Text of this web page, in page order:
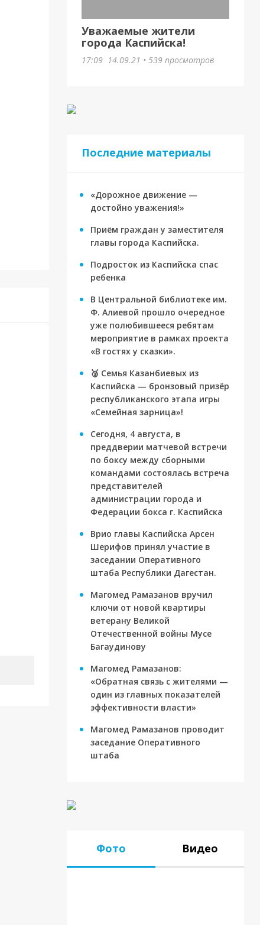
Уважаемые жители
города Каспийска!
17:09 14.09.21 • 539 просмотров
Последние материалы
«Дорожное движение —
достойно уважения!»
Приём граждан у заместителя
главы города Каспийска.
Подросток из Каспийска спас
ребенка
В Центральной библиотеке им.
Ф. Алиевой прошло очередное
уже полюбившееся ребятам
мероприятие в рамках проекта
«В гостях у сказки».
🥉 Семья Казанбиевых из
Каспийска — бронзовый призёр
республиканского этапа игры
«Семейная зарница»!
Сегодня, 4 августа, в
преддверии матчевой встречи
по боксу между сборными
командами состоялась встреча
представителей
администрации города и
Федерации бокса г. Каспийска
Врио главы Каспийска Арсен
Шерифов принял участие в
заседании Оперативного
штаба Республики Дагестан.
Магомед Рамазанов вручил
ключи от новой квартиры
ветерану Великой
Отечественной войны Мусе
Багаудинову
Магомед Рамазанов:
«Обратная связь с жителями —
один из главных показателей
эффективности власти»
Магомед Рамазанов проводит
заседание Оперативного
штаба
Фото Видео